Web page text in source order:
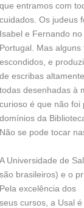
que entramos com
cuidados. Os judeus
Isabel e Fernando
Portugal. Mas
escondidos, e
de escribas
todas desenhadas à
curioso é que não foi
domínios da
Não se pode tocar
A Universidade de
são brasileiros) e o
Pela excelência dos
seus cursos, a Usal